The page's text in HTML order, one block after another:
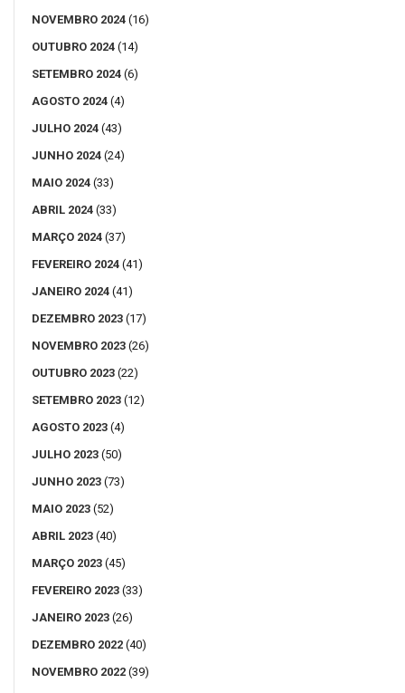
NOVEMBRO 2024 (16)
OUTUBRO 2024 (14)
SETEMBRO 2024 (6)
AGOSTO 2024 (4)
JULHO 2024 (43)
JUNHO 2024 (24)
MAIO 2024 (33)
ABRIL 2024 (33)
MARÇO 2024 (37)
FEVEREIRO 2024 (41)
JANEIRO 2024 (41)
DEZEMBRO 2023 (17)
NOVEMBRO 2023 (26)
OUTUBRO 2023 (22)
SETEMBRO 2023 (12)
AGOSTO 2023 (4)
JULHO 2023 (50)
JUNHO 2023 (73)
MAIO 2023 (52)
ABRIL 2023 (40)
MARÇO 2023 (45)
FEVEREIRO 2023 (33)
JANEIRO 2023 (26)
DEZEMBRO 2022 (40)
NOVEMBRO 2022 (39)